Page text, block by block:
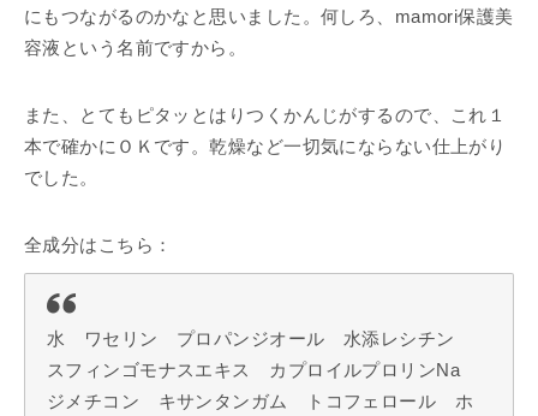
にもつながるのかなと思いました。何しろ、mamori保護美
容液という名前ですから。
また、とてもピタッとはりつくかんじがするので、これ１
本で確かにＯＫです。乾燥など一切気にならない仕上がり
でした。
全成分はこちら：
水 ワセリン プロパンジオール 水添レシチン
スフィンゴモナスエキス カプロイルプロリンNa
ジメチコン キサンタンガム トコフェロール ホ